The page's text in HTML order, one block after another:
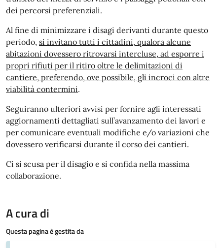
dei percorsi preferenziali.
Al fine di minimizzare i disagi derivanti durante questo
periodo, si invitano tutti i cittadini, qualora alcune
abitazioni dovessero ritrovarsi intercluse, ad esporre i
propri rifiuti per il ritiro oltre le delimitazioni di
cantiere, preferendo, ove possibile, gli incroci con altre
viabilità contermini.
Seguiranno ulteriori avvisi per fornire agli interessati
aggiornamenti dettagliati sull’avanzamento dei lavori e
per comunicare eventuali modifiche e/o variazioni che
dovessero verificarsi durante il corso dei cantieri.
Ci si scusa per il disagio e si confida nella massima
collaborazione.
A cura di
Questa pagina è gestita da